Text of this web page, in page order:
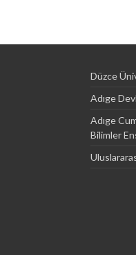
Düzce
Adıge
Adıge
Bilimler